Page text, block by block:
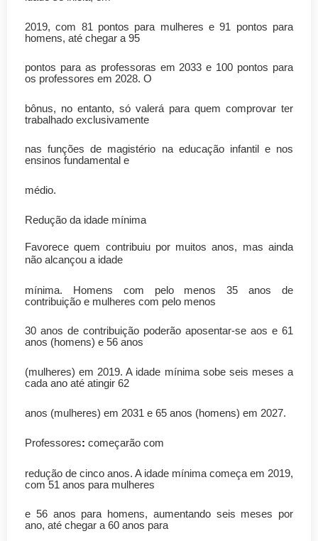
2019, com 81 pontos para mulheres e 91 pontos para
homens, até chegar a 95
pontos para as professoras em 2033 e 100 pontos para
os professores em 2028. O
bônus, no entanto, só valerá para quem comprovar ter
trabalhado exclusivamente
nas funções de magistério na educação infantil e nos
ensinos fundamental e
médio.
Redução da idade mínima
Favorece quem contribuiu por muitos anos, mas ainda
não alcançou a idade
mínima. Homens com pelo menos 35 anos de
contribuição e mulheres com pelo menos
30 anos de contribuição poderão aposentar-se aos e 61
anos (homens) e 56 anos
(mulheres) em 2019. A idade mínima sobe seis meses a
cada ano até atingir 62
anos (mulheres) em 2031 e 65 anos (homens) em 2027.
Professores: começarão com
redução de cinco anos. A idade mínima começa em 2019,
com 51 anos para mulheres
e 56 anos para homens, aumentando seis meses por
ano, até chegar a 60 anos para